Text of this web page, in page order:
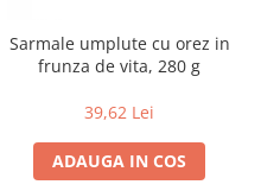
Sarmale umplute cu orez in
frunza de vita, 280 g
39,62 Lei
ADAUGA IN COS